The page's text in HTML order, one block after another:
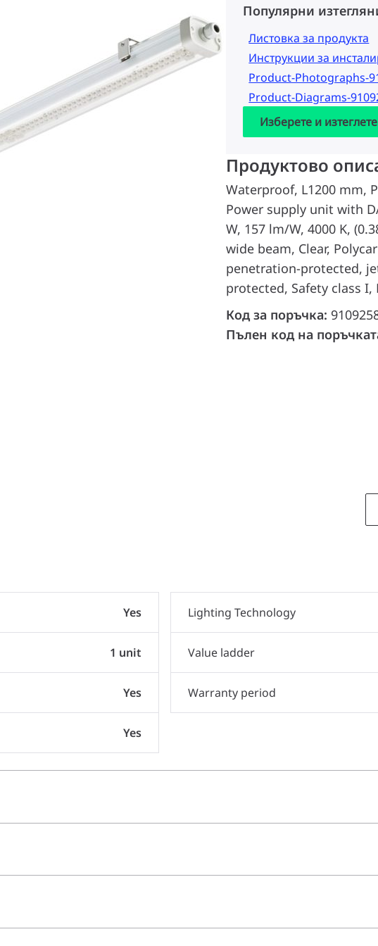
Популярни
Листовка за продукта
Инструкции за
Product-Photographs-
Product-Diagrams-
Изберете и изтеглете
Продуктово
Waterproof, L1200 mm,
Power supply unit with
W, 157 lm/W, 4000 K,
wide beam, Clear,
penetration-protected,
protected, Safety class
Код за поръчка:
Пълен код на
Yes
1 unit
Yes
Yes
Lighting Technology
Value ladder
Warranty period